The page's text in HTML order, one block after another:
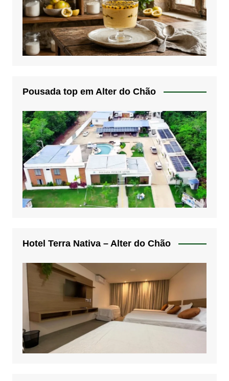
Pousada top em Alter do Chão
Hotel Terra Nativa – Alter do Chão